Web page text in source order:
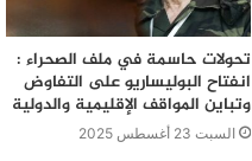
تحولات حاسمة في ملف الصحراء :
انفتاح البوليساريو على التفاوض
وتباين المواقف الإقليمية والدولية
السبت 23 أغسطس 2025